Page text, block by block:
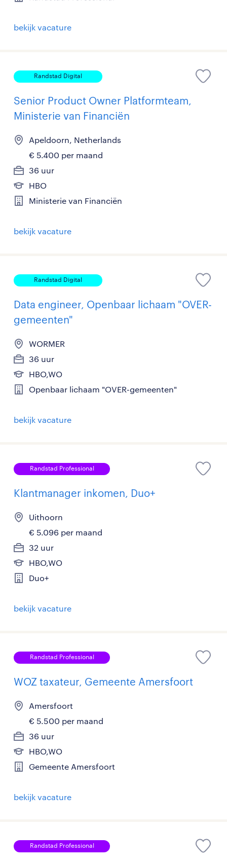
bekijk vacature
Randstad Digital
Senior Product Owner Platformteam,
Ministerie van Financiën
Apeldoorn, Netherlands
€ 5.400 per maand
36 uur
HBO
Ministerie van Financiën
bekijk vacature
Randstad Digital
Data engineer, Openbaar lichaam "OVER-
gemeenten"
WORMER
36 uur
HBO,WO
Openbaar lichaam "OVER-gemeenten"
bekijk vacature
Randstad Professional
Klantmanager inkomen, Duo+
Uithoorn
€ 5.096 per maand
32 uur
HBO,WO
Duo+
bekijk vacature
Randstad Professional
WOZ taxateur, Gemeente Amersfoort
Amersfoort
€ 5.500 per maand
36 uur
HBO,WO
Gemeente Amersfoort
bekijk vacature
Randstad Professional